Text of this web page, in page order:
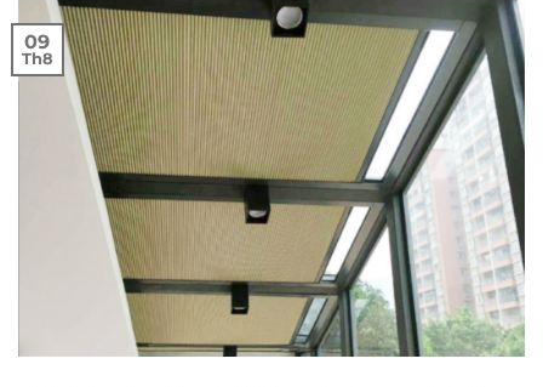
09
Th8